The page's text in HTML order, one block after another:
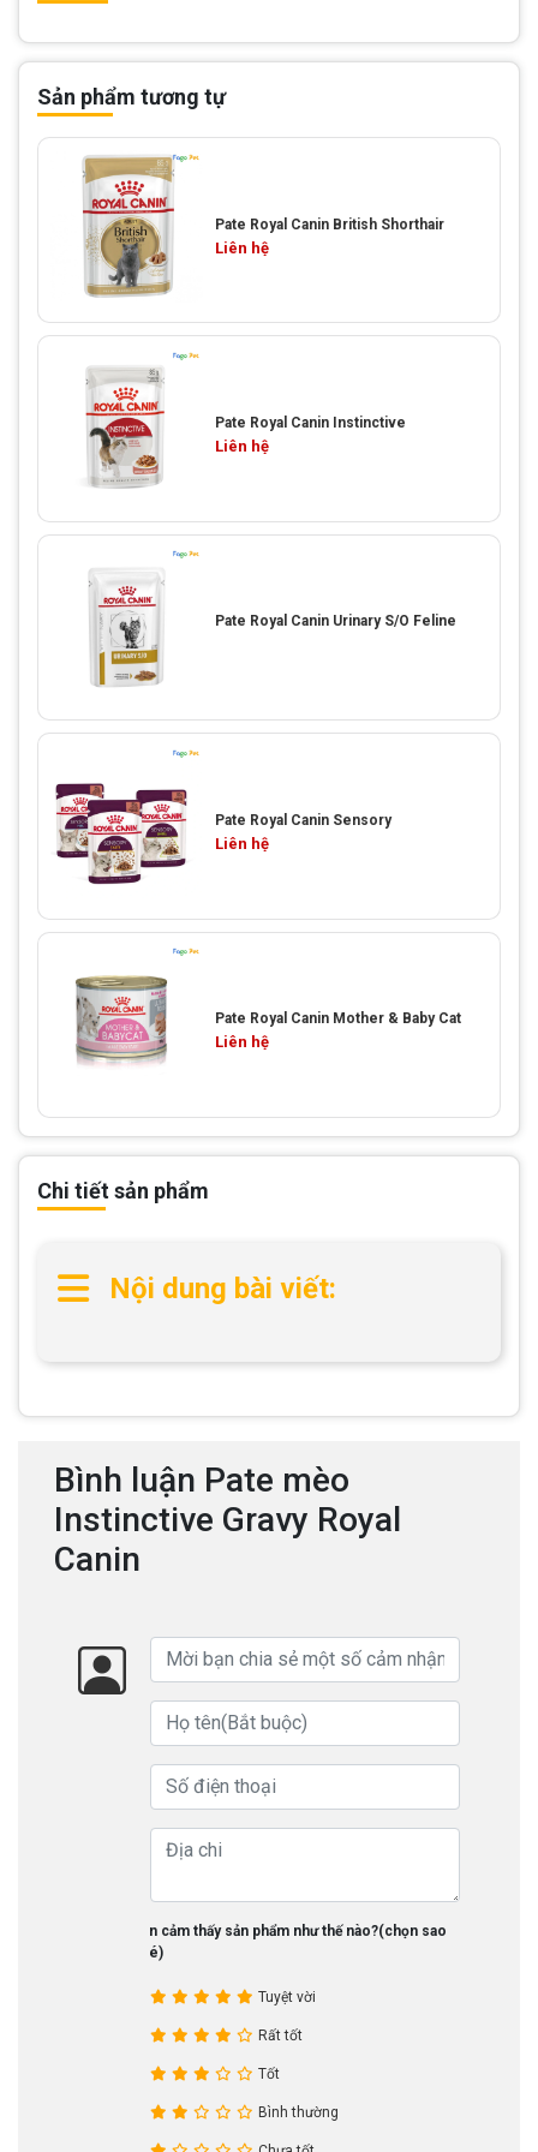
Chi tiết sản phẩm
Nội dung bài viết:
Bình luận Pate mèo
Instinctive Gravy Royal
Canin
Bạn cảm thấy sản phẩm như thế nào?(chọn sao
nhé)
Tuyệt vời
Rất tốt
Tốt
Bình thường
Sản phẩm tương tự
Pate Royal Canin British Shorthair
Liên hệ
Pate Royal Canin Instinctive
Liên hệ
Pate Royal Canin Urinary S/O Feline
Pate Royal Canin Sensory
Liên hệ
Pate Royal Canin Mother & Baby Cat
Liên hệ